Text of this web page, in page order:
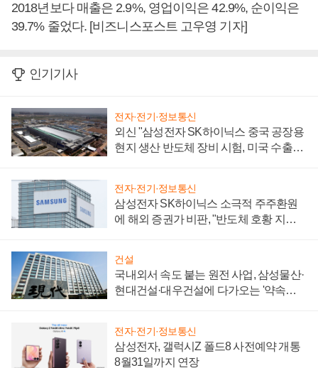
2018년보다 매출은 2.9%, 영업이익은 42.9%, 순이익은
39.7% 줄었다. [비즈니스포스트 고우영 기자]
인기기사
전자·전기·정보통신
외신 "삼성전자 SK하이닉스 중국 공장용
현지 생산 반도체 장비 시험, 미국 수출통
전자·전기·정보통신
삼성전자 SK하이닉스 소극적 주주환원
에 해외 증권가 비판, "반도체 호황 지속
건설
국내외서 속도 붙는 원전 사업, 삼성물산·
현대건설·대우건설에 다가오는 '약속의
전자·전기·정보통신
삼성전자, 갤럭시Z 폴드8 사전예약 개통
8월31일까지 연장